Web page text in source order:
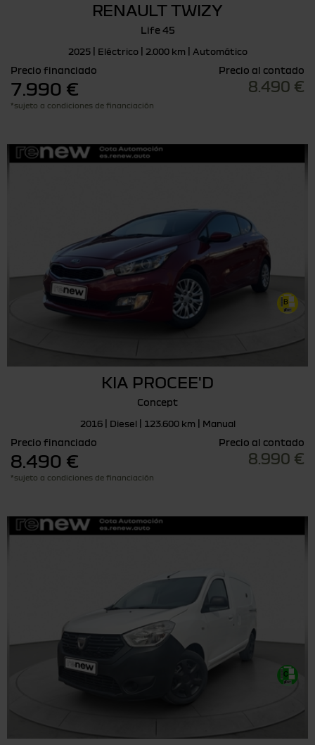
RENAULT TWIZY
Life 45
2025 | Eléctrico | 2.000 km | Automático
Precio financiado
7.990 €
*sujeto a condiciones de financiación
Precio al contado
8.490 €
KIA PROCEE'D
Concept
2016 | Diesel | 123.600 km | Manual
Precio financiado
8.490 €
*sujeto a condiciones de financiación
Precio al contado
8.990 €